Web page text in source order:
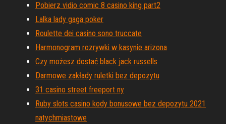
Pobierz vidio comic 8 casino king part2
Lalka lady gaga poker
Roulette dei casino sono truccate
Harmonogram rozrywki w kasynie arizona
Czy możesz dostać black jack russells
Darmowe zakłady ruletki bez depozytu
31 casino street freeport ny
Ruby slots casino kody bonusowe bez depozytu 2021
natychmiastowe